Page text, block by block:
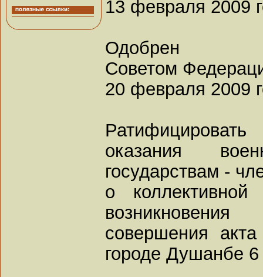
13 февраля 2009
Одобрен
Советом
20 февраля 2009
оказания
государствам -
о коллективной
совершения
городе Душанбе 6